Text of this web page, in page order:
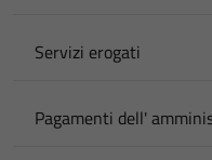
Servizi erogati
Pagamenti dell'